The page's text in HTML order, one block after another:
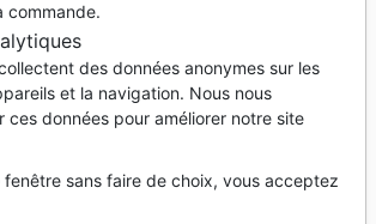
est
et
ancien
biblique
commande.
des données anonymes sur les
et la navigation. Nous nous
ces données pour améliorer notre site
sans faire de choix, vous acceptez